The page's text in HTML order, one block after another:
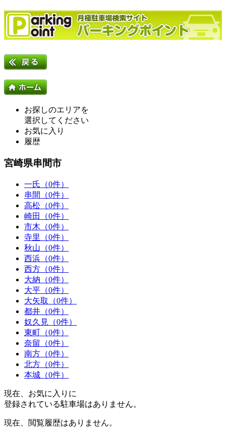
お探しのエリアを
選択してください
お気に入り
履歴
宮崎県串間市
一氏（0件）
串間（0件）
高松（0件）
崎田（0件）
市木（0件）
寺里（0件）
秋山（0件）
西浜（0件）
西方（0件）
大納（0件）
大平（0件）
大矢取（0件）
都井（0件）
奴久見（0件）
東町（0件）
奈留（0件）
南方（0件）
北方（0件）
本城（0件）
現在、お気に入りに
登録されている駐車場はありません。
現在、閲覧履歴はありません。